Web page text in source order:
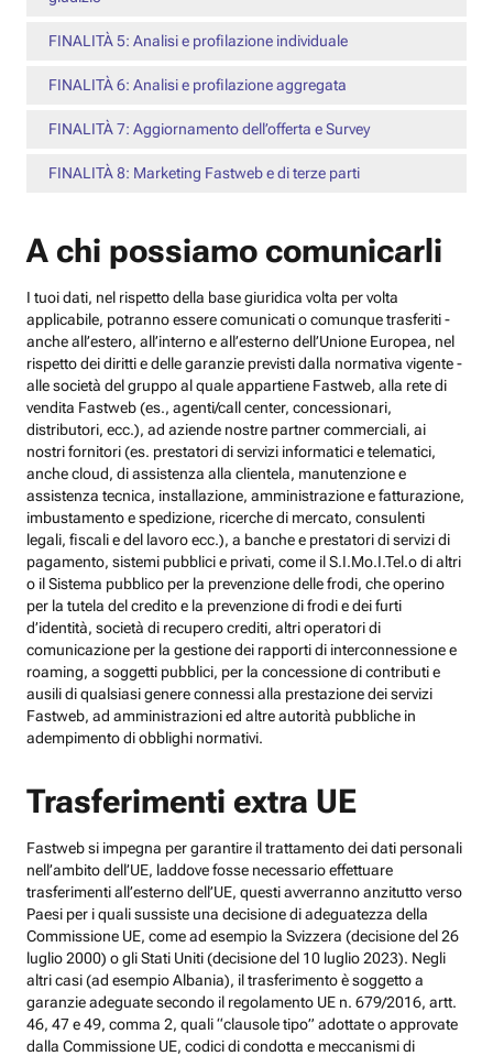
FINALITÀ 5: Analisi e profilazione individuale
FINALITÀ 6: Analisi e profilazione aggregata
FINALITÀ 7: Aggiornamento dell’offerta e Survey
FINALITÀ 8: Marketing Fastweb e di terze parti
A chi possiamo comunicarli
I tuoi dati, nel rispetto della base giuridica volta per volta
applicabile, potranno essere comunicati o comunque trasferiti -
anche all’estero, all’interno e all’esterno dell’Unione Europea, nel
rispetto dei diritti e delle garanzie previsti dalla normativa vigente -
alle società del gruppo al quale appartiene Fastweb, alla rete di
vendita Fastweb (es., agenti/call center, concessionari,
distributori, ecc.), ad aziende nostre partner commerciali, ai
nostri fornitori (es. prestatori di servizi informatici e telematici,
anche cloud, di assistenza alla clientela, manutenzione e
assistenza tecnica, installazione, amministrazione e fatturazione,
imbustamento e spedizione, ricerche di mercato, consulenti
legali, fiscali e del lavoro ecc.), a banche e prestatori di servizi di
pagamento, sistemi pubblici e privati, come il S.I.Mo.I.Tel.o di altri
o il Sistema pubblico per la prevenzione delle frodi, che operino
per la tutela del credito e la prevenzione di frodi e dei furti
d’identità, società di recupero crediti, altri operatori di
comunicazione per la gestione dei rapporti di interconnessione e
roaming, a soggetti pubblici, per la concessione di contributi e
ausili di qualsiasi genere connessi alla prestazione dei servizi
Fastweb, ad amministrazioni ed altre autorità pubbliche in
adempimento di obblighi normativi.
Trasferimenti extra UE
Fastweb si impegna per garantire il trattamento dei dati personali
nell’ambito dell’UE, laddove fosse necessario effettuare
trasferimenti all’esterno dell’UE, questi avverranno anzitutto verso
Paesi per i quali sussiste una decisione di adeguatezza della
Commissione UE, come ad esempio la Svizzera (decisione del 26
luglio 2000) o gli Stati Uniti (decisione del 10 luglio 2023). Negli
altri casi (ad esempio Albania), il trasferimento è soggetto a
garanzie adeguate secondo il regolamento UE n. 679/2016, artt.
46, 47 e 49, comma 2, quali “clausole tipo” adottate o approvate
dalla Commissione UE, codici di condotta e meccanismi di